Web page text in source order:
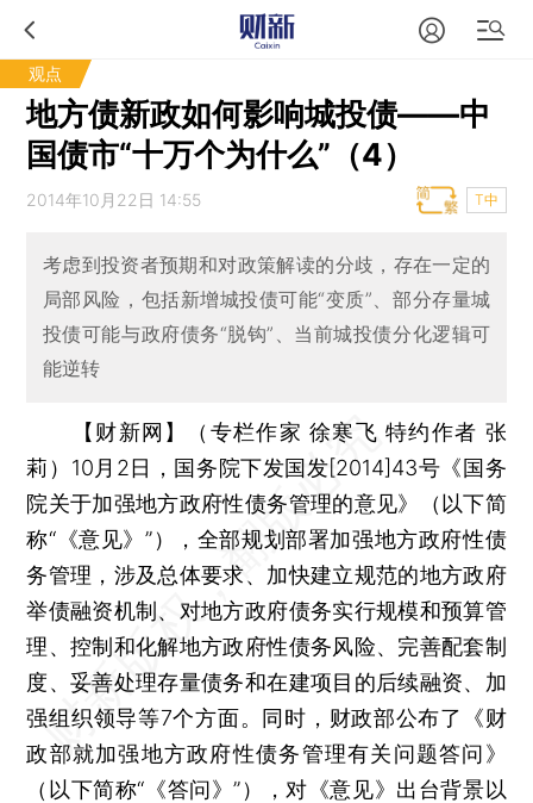
观点
地方债新政如何影响城投债——中
国债市“十万个为什么”（4）
2014年10月22日 14:55 T中
考虑到投资者预期和对政策解读的分歧，存在一定的
局部风险，包括新增城投债可能“变质”、部分存量城
投债可能与政府债务“脱钩”、当前城投债分化逻辑可
能逆转
【财新网】（专栏作家 徐寒飞 特约作者 张
莉） 10月2日，国务院下发国发[2014]43号《国务
院关于加强地方政府性债务管理的意见》（以下简
称“《意见》”），全部规划部署加强地方政府性债
务管理，涉及总体要求、加快建立规范的地方政府
举债融资机制、对地方政府债务实行规模和预算管
理、控制和化解地方政府性债务风险、完善配套制
度、妥善处理存量债务和在建项目的后续融资、加
强组织领导等7个方面。同时，财政部公布了《财
政部就加强地方政府性债务管理有关问题答问》
（以下简称“《答问》”），对《意见》出台背景以